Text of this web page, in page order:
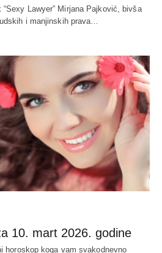
Lawyer” Mirjana Pajković, bivša
i manjinskih prava…
10. mart 2026. godine
horoskop koga vam svakodnevno